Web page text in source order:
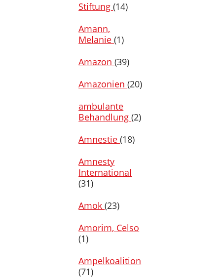
Stiftung(14)
Amann,
Melanie(1)
Amazon(39)
Amazonien(20)
ambulante
Behandlung(2)
Amnestie(18)
Amnesty
International
(31)
Amok(23)
Amorim, Celso
(1)
Ampelkoalition
(71)